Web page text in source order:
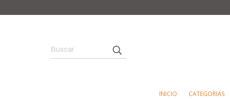
INICIO CATEGORIAS